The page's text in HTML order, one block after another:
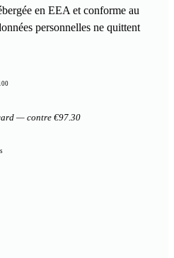
en EEA et conforme au
personnelles ne quittent
— contre €97.30